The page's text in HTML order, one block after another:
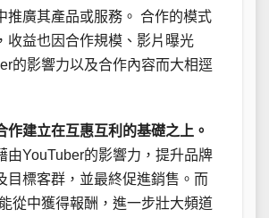
推廣其產品或服務。 合作的模式
收益也因合作規模、影片曝光
的影響力以及合作內容而大相逕
作建立在互惠互利的基礎之上。
由YouTuber的影響力，提升品牌
目標客群，並最終促進銷售。而
從中獲得報酬，進一步壯大頻道